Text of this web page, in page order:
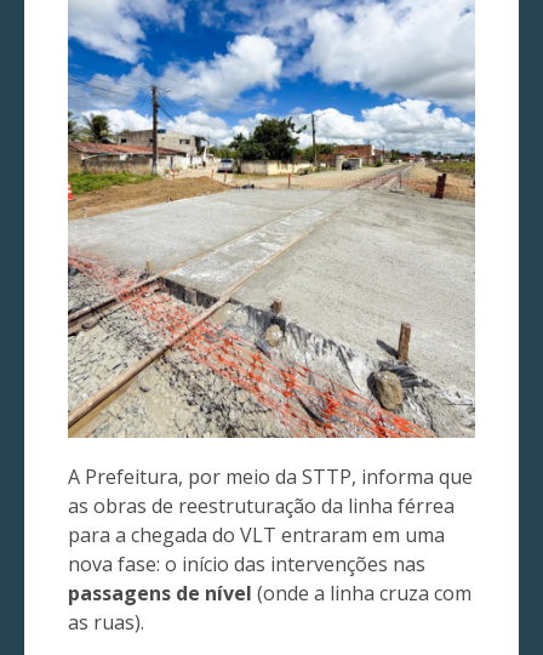
A Prefeitura, por meio da STTP, informa que
as obras de reestruturação da linha férrea
para a chegada do VLT entraram em uma
nova fase: o início das intervenções nas
passagens de nível (onde a linha cruza com
as ruas).